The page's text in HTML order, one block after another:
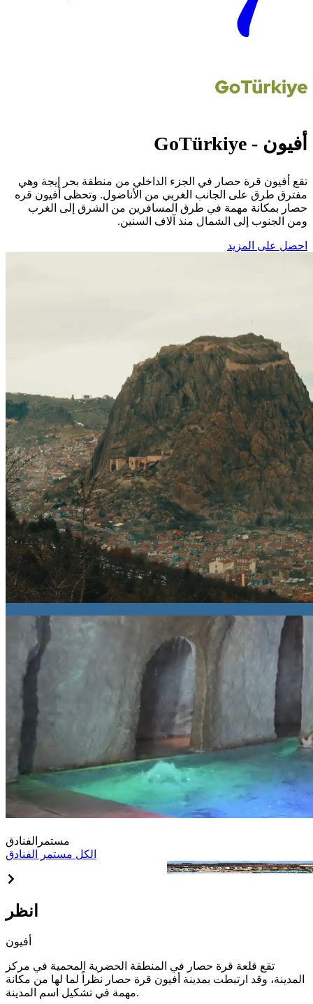
أفيون - GoTürkiye
تقع أفيون قرة حصار في الجزء الداخلي من منطقة بحر إيجة وهي
مفترق طرق على الجانب الغربي من الأناضول. وتحظى أفيون قره
حصار بمكانة مهمة في طرق المسافرين من الشرق إلى الغرب
ومن الجنوب إلى الشمال منذ آلاف السنين.
احصل على المزيد
مستمر الفنادق
الكل مستمر الفنادق
Akrones Thermal&Spa
انظر
أفيون
تقع قلعة قرة حصار في المنطقة الحضرية المحمية في مركز
المدينة، وقد ارتبطت بمدينة أفيون قرة حصار نظراً لما لها من مكانة
مهمة في تشكيل اسم المدينة.